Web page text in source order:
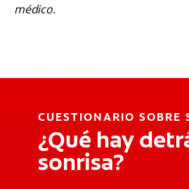
médico.
CUESTIONARIO SOBRE
¿Qué hay
sonrisa?